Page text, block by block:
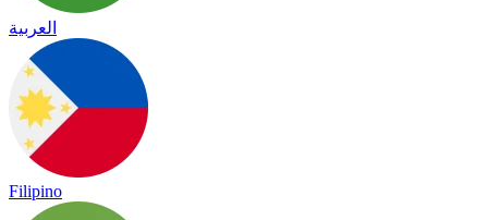
العربية
Filipino